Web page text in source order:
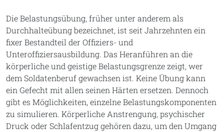
Die Belastungsübung, früher unter anderem als
Durchhalteübung bezeichnet, ist seit Jahrzehnten ein
fixer Bestandteil der Offiziers- und
Unteroffiziersausbildung. Das Heranführen an die
körperliche und geistige Belastungsgrenze zeigt, wer
dem Soldatenberuf gewachsen ist. Keine Übung kann
ein Gefecht mit allen seinen Härten ersetzen. Dennoch
gibt es Möglichkeiten, einzelne Belastungskomponenten
zu simulieren. Körperliche Anstrengung, psychischer
Druck oder Schlafentzug gehören dazu, um den Umgang